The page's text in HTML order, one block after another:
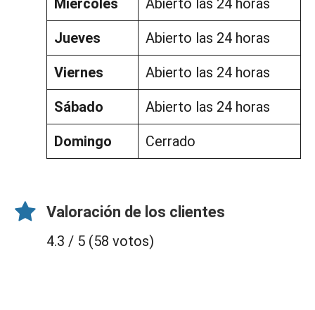
Miércoles Abierto las 24 horas
Jueves Abierto las 24 horas
Viernes Abierto las 24 horas
Sábado Abierto las 24 horas
Domingo Cerrado
Valoración de los clientes
4.3 / 5 (58 votos)